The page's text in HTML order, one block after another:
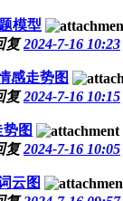
模型
复2024-7-16 10:23
感走势图
复2024-7-16 10:15
图
复2024-7-16 10:05
云图